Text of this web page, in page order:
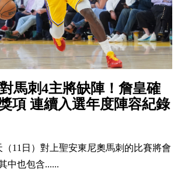
馬刺4主將缺陣！詹皇確
項 連續入選年度陣容紀錄
11日）對上聖安東尼奧馬刺的比賽將會
中也包含......